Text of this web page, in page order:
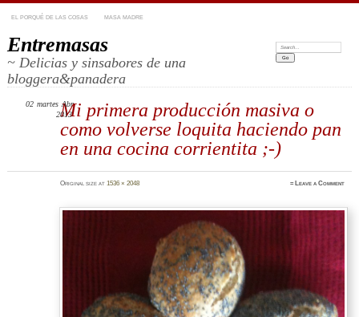
EL PORQUÉ DE LAS COSAS MASA MADRE
Entremasas
~ Delicias y sinsabores de una
bloggera&panadera
Search:
Mi primera producción masiva o
como volverse loquita haciendo pan
en una cocina corrientita ;-)
02 martes Abr
2013
Original size at 1536 × 2048 ≈ Leave a Comment